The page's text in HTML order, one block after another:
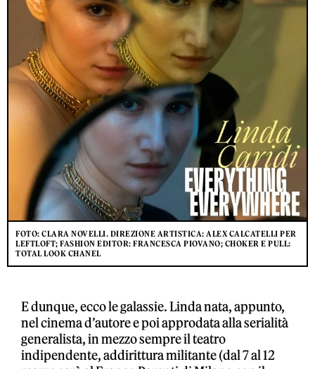
FOTO: CLARA NOVELLI. DIREZIONE ARTISTICA: ALEX CALCATELLI PER
LEFTLOFT; FASHION EDITOR: FRANCESCA PIOVANO; CHOKER E PULL:
TOTAL LOOK CHANEL
E dunque, ecco le galassie. Linda nata, appunto,
nel cinema d’autore e poi approdata alla serialità
generalista, in mezzo sempre il teatro
indipendente, addirittura militante (dal 7 al 12